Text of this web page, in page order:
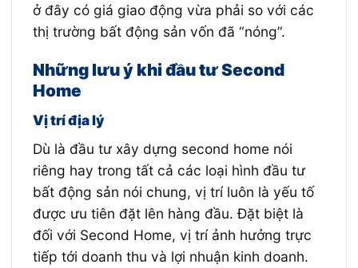
ở đây có giá giao động vừa phải so với các
thị trường bất động sản vốn đã “nóng”.
Những lưu ý khi đầu tư Second
Home
Vị trí địa lý
Dù là đầu tư xây dựng second home nói
riêng hay trong tất cả các loại hình đầu tư
bất động sản nói chung, vị trí luôn là yếu tố
được ưu tiên đặt lên hàng đầu. Đặt biệt là
đối với Second Home, vị trí ảnh hưởng trực
tiếp tới doanh thu và lợi nhuận kinh doanh.